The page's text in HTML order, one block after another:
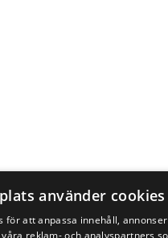
använder cookies
för att anpassa innehåll,
reklam- och analyspartners